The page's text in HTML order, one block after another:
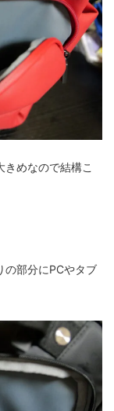
めなので結構こ
の部分にPCやタブ